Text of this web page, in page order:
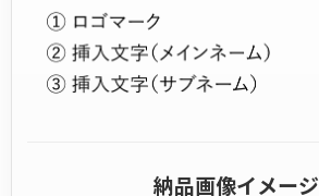
納品画像イメージ